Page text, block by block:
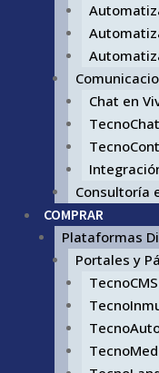
Chat en
TecnoChat
Consultoría
COMPRAR
Plataformas
Portales y
TecnoCMS